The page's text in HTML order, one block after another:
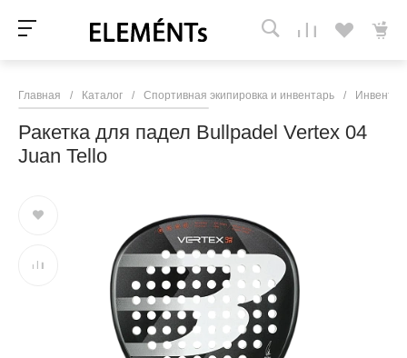
Главная / Каталог / Спортивная экипировка и инвентарь /
Ракетка для падел Bullpadel Vertex 04
Juan Tello